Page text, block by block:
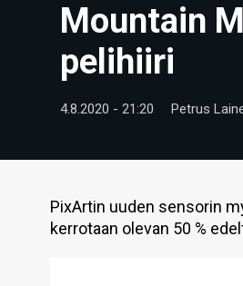
Mountain
pelihiiri
4.8.2020 - 21:20 Petrus
PixArtin uuden sensorin
kerrotaan olevan 50 %